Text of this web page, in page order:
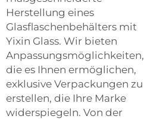
Herstellung eines
Glasflaschenbehälters mit
Yixin Glass. Wir bieten
Anpassungsmöglichkeiten,
die es Ihnen ermöglichen,
exklusive Verpackungen zu
erstellen, die Ihre Marke
widerspiegeln. Von der